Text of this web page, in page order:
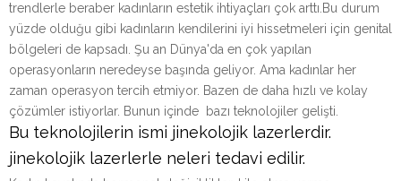
trendlerle beraber kadınların estetik ihtiyaçları çok arttı.Bu durum
yüzde olduğu gibi kadınların kendilerini iyi hissetmeleri için genital
bölgeleri de kapsadı. Şu an Dünya'da en çok yapılan
operasyonların neredeyse başında geliyor. Ama kadınlar her
zaman operasyon tercih etmiyor. Bazen de daha hızlı ve kolay
çözümler istiyorlar. Bunun içinde bazı teknolojiler gelişti.
Bu teknolojilerin ismi jinekolojik lazerlerdir.
jinekolojik lazerlerle neleri tedavi edilir.